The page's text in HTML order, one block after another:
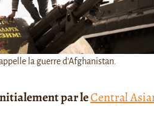
la guerre d'Afghanistan.
par leCentral